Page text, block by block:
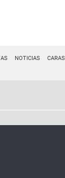
NOTICIAS CARAS